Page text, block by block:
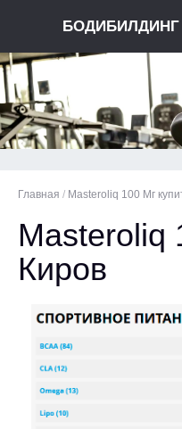
БОДИБИЛДИНГ
Главная / Masteroliq 100 Мг
Masteroliq
Киров